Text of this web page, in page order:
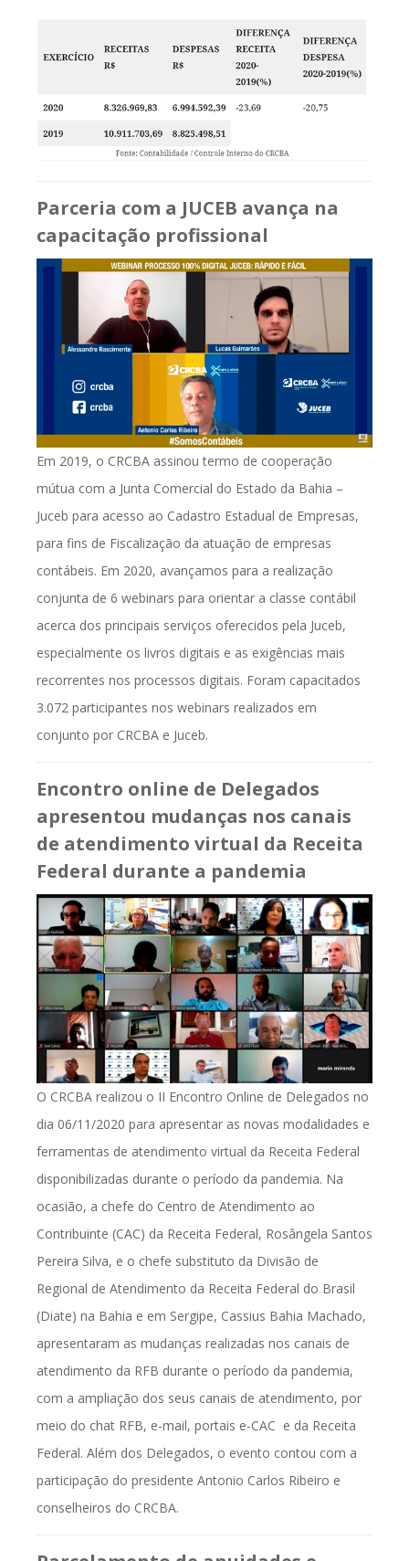
Parceria com a JUCEB avança na
capacitação profissional
Em 2019, o CRCBA assinou termo de cooperação
mútua com a Junta Comercial do Estado da Bahia –
Juceb para acesso ao Cadastro Estadual de Empresas,
para fins de Fiscalização da atuação de empresas
contábeis. Em 2020, avançamos para a realização
conjunta de 6 webinars para orientar a classe contábil
acerca dos principais serviços oferecidos pela Juceb,
especialmente os livros digitais e as exigências mais
recorrentes nos processos digitais. Foram capacitados
3.072 participantes nos webinars realizados em
conjunto por CRCBA e Juceb.
Encontro online de Delegados
apresentou mudanças nos canais
de atendimento virtual da Receita
Federal durante a pandemia
O CRCBA realizou o II Encontro Online de Delegados no
dia 06/11/2020 para apresentar as novas modalidades e
ferramentas de atendimento virtual da Receita Federal
disponibilizadas durante o período da pandemia. Na
ocasião, a chefe do Centro de Atendimento ao
Contribuinte (CAC) da Receita Federal, Rosângela Santos
Pereira Silva, e o chefe substituto da Divisão de
Regional de Atendimento da Receita Federal do Brasil
(Diate) na Bahia e em Sergipe, Cassius Bahia Machado,
apresentaram as mudanças realizadas nos canais de
atendimento da RFB durante o período da pandemia,
com a ampliação dos seus canais de atendimento, por
meio do chat RFB, e-mail, portais e-CAC e da Receita
Federal. Além dos Delegados, o evento contou com a
participação do presidente Antonio Carlos Ribeiro e
conselheiros do CRCBA.